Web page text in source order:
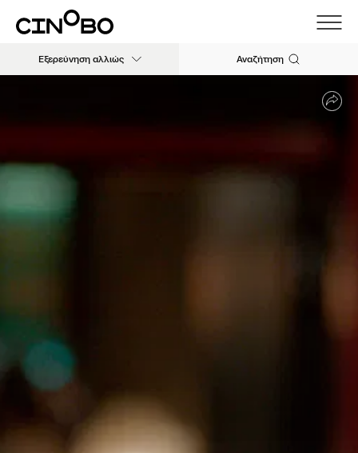
Εξερεύνηση αλλιώς Αναζήτηση